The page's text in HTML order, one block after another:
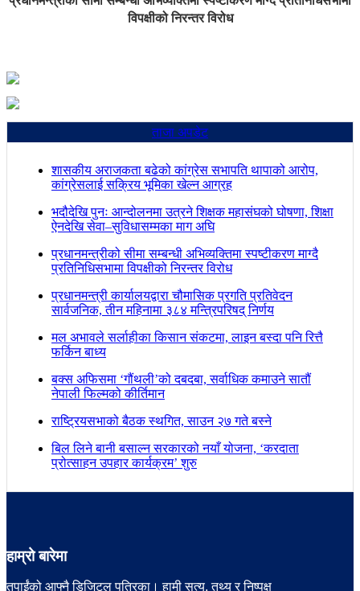
विपक्षीको निरन्तर विरोध
ताजा अपडेट
शासकीय अराजकता बढेको कांग्रेस सभापति थापाको आरोप,
कांग्रेसलाई सक्रिय भूमिका खेल्न आग्रह
भदौदेखि पुनः आन्दोलनमा उत्रने शिक्षक महासंघको घोषणा, शिक्षा
ऐनदेखि सेवा–सुविधासम्मका माग अघि
प्रधानमन्त्रीको सीमा सम्बन्धी अभिव्यक्तिमा स्पष्टीकरण माग्दै
प्रतिनिधिसभामा विपक्षीको निरन्तर विरोध
प्रधानमन्त्री कार्यालयद्वारा चौमासिक प्रगति प्रतिवेदन
सार्वजनिक, तीन महिनामा ३८४ मन्त्रिपरिषद् निर्णय
मल अभावले सर्लाहीका किसान संकटमा, लाइन बस्दा पनि रित्तै
फर्किन बाध्य
बक्स अफिसमा ‘गौंथली’को दबदबा, सर्वाधिक कमाउने सातौं
नेपाली फिल्मको कीर्तिमान
राष्ट्रियसभाको बैठक स्थगित, साउन २७ गते बस्ने
बिल लिने बानी बसाल्न सरकारको नयाँ योजना, ‘करदाता
प्रोत्साहन उपहार कार्यक्रम’ शुरु
हाम्रो बारेमा
तपाईंको आफ्नै डिजिटल पत्रिका। हामी सत्य, तथ्य र निष्पक्ष